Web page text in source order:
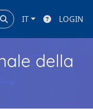
IT LOGIN
della